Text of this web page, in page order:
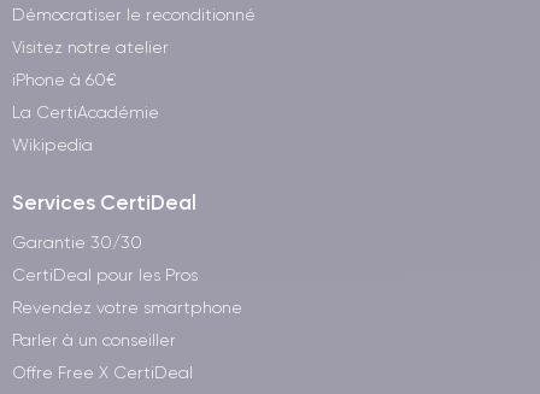
Démocratiser le reconditionné
Visitez notre atelier
iPhone à 60€
La CertiAcadémie
Wikipedia
Services CertiDeal
Garantie 30/30
CertiDeal pour les Pros
Revendez votre smartphone
Parler à un conseiller
Offre Free X CertiDeal